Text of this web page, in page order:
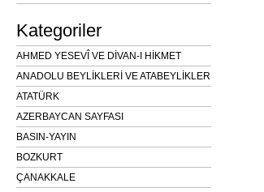
Kategoriler
AHMED YESEVÎ VE DİVAN-I HİKMET
ANADOLU BEYLİKLERİ VE ATABEYLİKLER
ATATÜRK
AZERBAYCAN SAYFASI
BASIN-YAYIN
BOZKURT
ÇANAKKALE